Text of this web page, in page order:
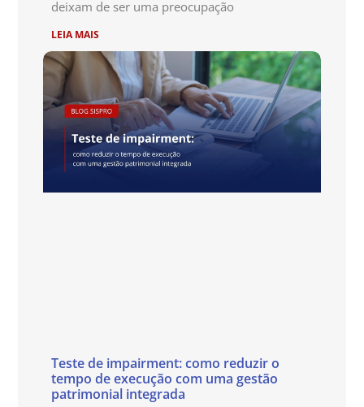
deixam de ser uma preocupação
LEIA MAIS
Teste de impairment: como reduzir o
tempo de execução com uma gestão
patrimonial integrada